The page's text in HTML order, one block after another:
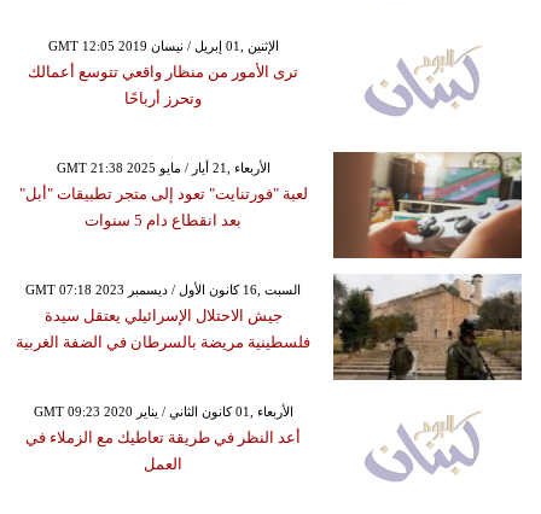
GMT 12:05 2019 الإثنين ,01 إبريل / نيسان
ترى الأمور من منظار واقعي تتوسع أعمالك
وتحرز أرباحًا
GMT 21:38 2025 الأربعاء ,21 أيار / مايو
لعبة "فورتنايت" تعود إلى متجر تطبيقات "أبل"
بعد انقطاع دام 5 سنوات
GMT 07:18 2023 السبت ,16 كانون الأول / ديسمبر
جيش الاحتلال الإسرائيلي يعتقل سيدة
فلسطينية مريضة بالسرطان في الضفة الغربية
GMT 09:23 2020 الأربعاء ,01 كانون الثاني / يناير
أعد النظر في طريقة تعاطيك مع الزملاء في
العمل